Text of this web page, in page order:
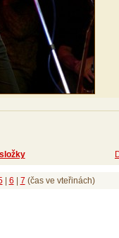
| 6 7 (čas ve vteřinách)